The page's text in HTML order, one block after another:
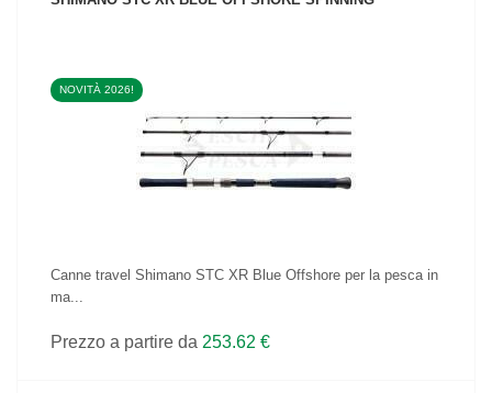
NOVITÀ 2026!
Canne travel Shimano STC XR Blue Offshore per la pesca in
ma...
Prezzo a partire da 253.62 €